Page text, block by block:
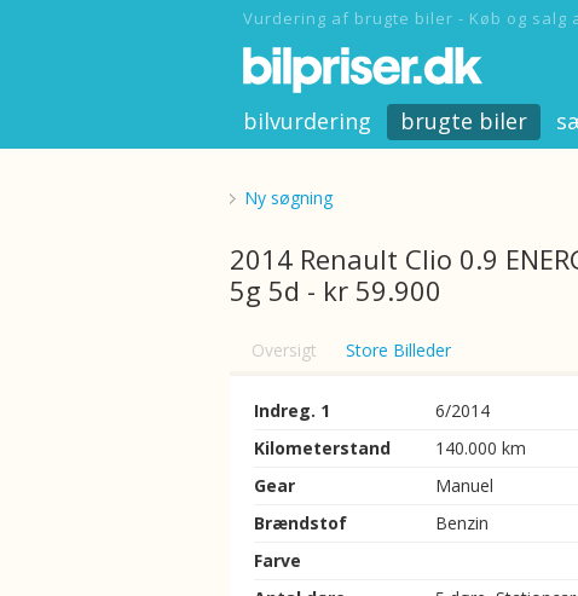
Vurdering af brugte biler - Køb og salg
bilvurdering brugte biler
Ny søgning
2014 Renault Clio 0.9
5g 5d - kr 59.900
Oversigt Store Billeder
Indreg. 1
6/2014
Kilometerstand
140.000 km
Gear
Manuel
Brændstof
Benzin
Farve